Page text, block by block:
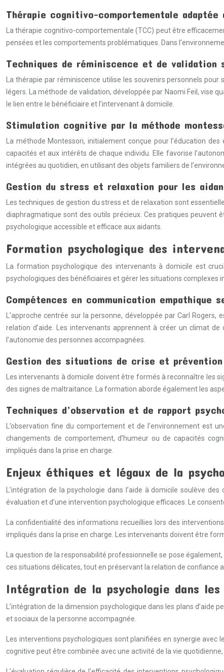
Thérapie cognitivo-comportementale
La thérapie cognitivo-comportementale (TCC) peut être
pensées et les comportements problématiques. Dans
Techniques de réminiscence et de validation
La thérapie par réminiscence utilise les souvenirs personnels
légers. La méthode de validation, développée par Naomi Feil,
le lien entre le bénéficiaire et l’intervenant à domicile.
Stimulation cognitive par la méthode
La méthode Montessori, initialement conçue pour l’éducation
capacités et aux intérêts de chaque individu. Elle favorise
intégrées au quotidien, en utilisant des objets familiers de
Gestion du stress et relaxation pour les
Les techniques de gestion du stress et de relaxation sont
diaphragmatique sont des outils précieux. Ces pratiques peuvent
psychologique accessible et efficace aux aidants.
Formation psychologique des
La formation psychologique des intervenants à domicile est
psychologiques des bénéficiaires et gérer les situations complexes
Compétences en communication empathique
L’approche centrée sur la personne, développée par Carl
relation d’aide. Les intervenants apprennent à créer un climat
l’autonomie des personnes accompagnées.
Gestion des situations de crise et
Les intervenants à domicile doivent être formés à reconnaître les
des signes de maltraitance. La formation aborde également les
Techniques d’observation et de rapport
L’observation fine du comportement et de l’environnement est
changements de comportement, d’humeur ou de capacités
impliqués dans la prise en charge.
Enjeux éthiques et légaux de la
L’intégration de la psychologie dans l’aide à domicile soulève
évaluation et d’une intervention psychologique efficaces. Le
La confidentialité des informations recueillies lors des
impliqués dans la prise en charge. Les intervenants doivent être
La question de la responsabilité professionnelle se pose
ces situations délicates, tout en préservant la relation de confiance
Intégration de la psychologie dans les
L’intégration de la dimension psychologique dans les plans
et sociaux de la personne accompagnée.
Les interventions psychologiques sont planifiées en synergie
cognitive peut être combinée avec une activité de la vie